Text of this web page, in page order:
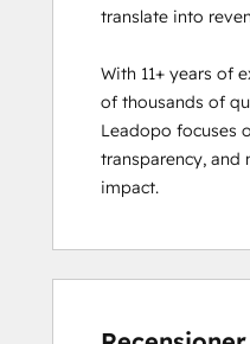
translate into
With 11+ years of
of thousands of
Leadopo focuses
transparency, and
impact.